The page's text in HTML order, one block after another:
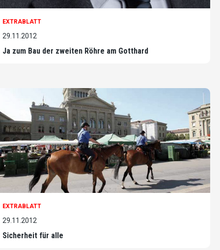
EXTRABLATT
29.11.2012
Ja zum Bau der zweiten Röhre am Gotthard
EXTRABLATT
29.11.2012
Sicherheit für alle